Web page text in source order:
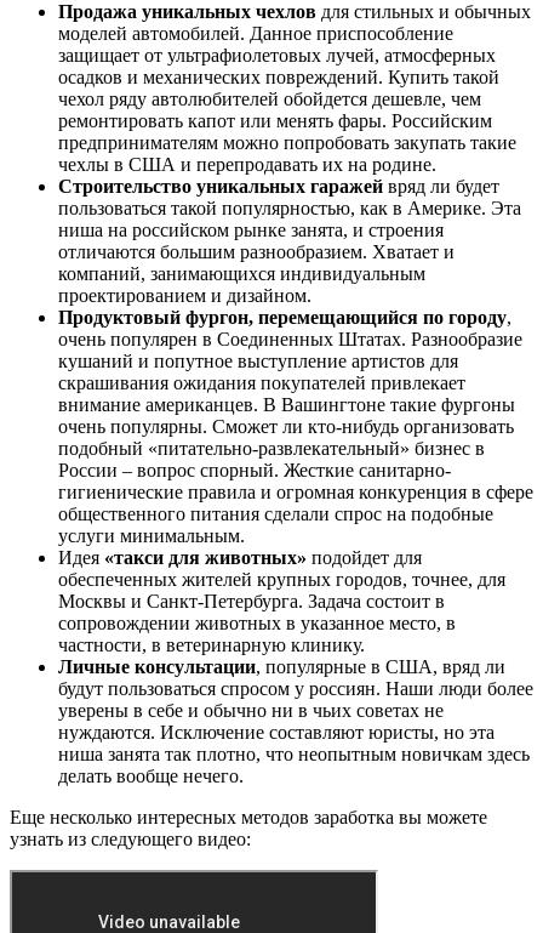
Продажа уникальных чехлов для стильных и обычных
моделей автомобилей. Данное приспособление
защищает от ультрафиолетовых лучей, атмосферных
осадков и механических повреждений. Купить такой
чехол ряду автолюбителей обойдется дешевле, чем
ремонтировать капот или менять фары. Российским
предпринимателям можно попробовать закупать такие
чехлы в США и перепродавать их на родине.
Строительство уникальных гаражей вряд ли будет
пользоваться такой популярностью, как в Америке. Эта
ниша на российском рынке занята, и строения
отличаются большим разнообразием. Хватает и
компаний, занимающихся индивидуальным
проектированием и дизайном.
Продуктовый фургон, перемещающийся по городу,
очень популярен в Соединенных Штатах. Разнообразие
кушаний и попутное выступление артистов для
скрашивания ожидания покупателей привлекает
внимание американцев. В Вашингтоне такие фургоны
очень популярны. Сможет ли кто-нибудь организовать
подобный «питательно-развлекательный» бизнес в
России – вопрос спорный. Жесткие санитарно-
гигиенические правила и огромная конкуренция в сфере
общественного питания сделали спрос на подобные
услуги минимальным.
Идея «такси для животных» подойдет для
обеспеченных жителей крупных городов, точнее, для
Москвы и Санкт-Петербурга. Задача состоит в
сопровождении животных в указанное место, в
частности, в ветеринарную клинику.
Личные консультации, популярные в США, вряд ли
будут пользоваться спросом у россиян. Наши люди более
уверены в себе и обычно ни в чьих советах не
нуждаются. Исключение составляют юристы, но эта
ниша занята так плотно, что неопытным новичкам здесь
делать вообще нечего.
Еще несколько интересных методов заработка вы можете
узнать из следующего видео: